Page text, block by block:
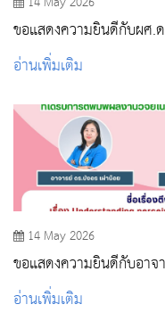
ขอแสดงความยินดีกับผศ.
ให้ดำรงตำแหน่งทางวิชาการ
อ่านเพิ่มเติม
14 May 2026
ขอแสดงความยินดีกับอา
ระดับนานาชาติ
อ่านเพิ่มเติม